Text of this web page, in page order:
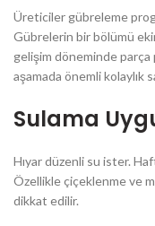
Üreticiler gübreleme
Gübrelerin bir bölümü
gelişim döneminde parça
aşamada önemli kolaylık
Sulama
Hıyar düzenli su ister.
Özellikle çiçeklenme ve
dikkat edilir.